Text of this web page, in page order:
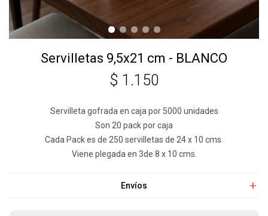
Servilletas 9,5x21 cm - BLANCO
$ 1.150
Servilleta gofrada en caja por 5000 unidades
Son 20 pack por caja
Cada Pack es de 250 servilletas de 24 x 10 cms.
Viene plegada en 3de 8 x 10 cms.
Envíos